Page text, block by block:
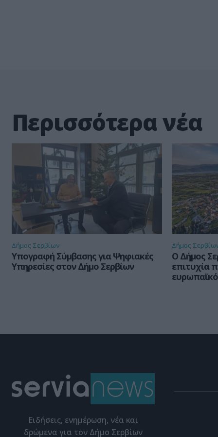
Περισσότερα νέα
Δήμος Σερβίων
Υπογραφή Σύμβασης για Ψηφιακές
Υπηρεσίες στον Δήμο Σερβίων
Δήμος
Ο Δήμος
επιτυχία
Eιδήσεις, ενημέρωση, νέα και
δρώμενα για τον Δήμο Σερβίων